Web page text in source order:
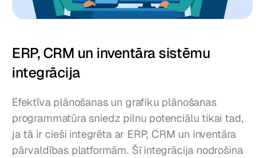
ERP, CRM un inventāra sistēmu
integrācija
Efektīva plānošanas un grafiku plānošanas
programmatūra sniedz pilnu potenciālu tikai tad,
ja tā ir cieši integrēta ar ERP, CRM un inventāra
pārvaldības platformām. Šī integrācija nodrošina